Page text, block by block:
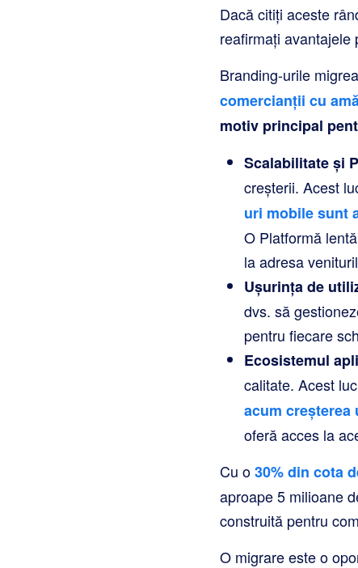
Dacă citiți aceste
reafirmați avantajele
Branding-urile
comercianții cu
motiv principal
Scalabilitate și
creșterii. Acest
uri mobile sunt
O Platformă
la adresa
Ușurința de
dvs. să
pentru fiecare
Ecosistemul
calitate. Acest
acum
oferă acces la
Cu o30% din cota
aproape 5 milioane
construită pentru
O migrare este o